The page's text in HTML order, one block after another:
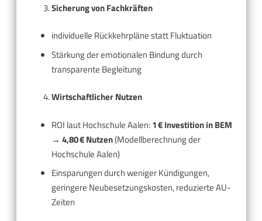
Sicherung von Fachkräften
individuelle Rückkehrpläne statt Fluktuation
Stärkung der emotionalen Bindung durch
transparente Begleitung
Wirtschaftlicher Nutzen
ROI laut Hochschule Aalen:1 € Investition in BEM
→ 4,80 € Nutzen(Modellberechnung der
Hochschule Aalen)
Einsparungen durch weniger Kündigungen,
geringere Neubesetzungskosten, reduzierte AU-
Zeiten